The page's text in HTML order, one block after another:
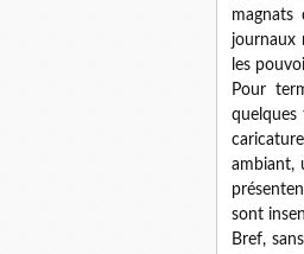
magnats
journaux
les
Pour
quelques
ambiant,
sont
Bref,